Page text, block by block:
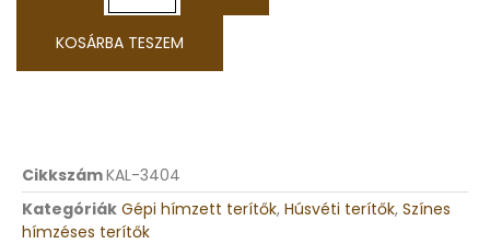
KOSÁRBA TESZEM
CikkszámKAL-3404
Kategóriák Gépi hímzett terítők, Húsvéti terítők, Színes
hímzéses terítők